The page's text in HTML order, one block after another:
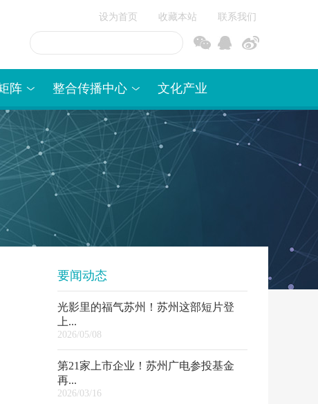
设为首页 收藏本站 联系我们
阵 整合传播中心 文化产业
要闻动态
光影里的福气苏州！苏州这部短片登
上...
2026/05/08
第21家上市企业！苏州广电参投基金
再...
2026/03/16